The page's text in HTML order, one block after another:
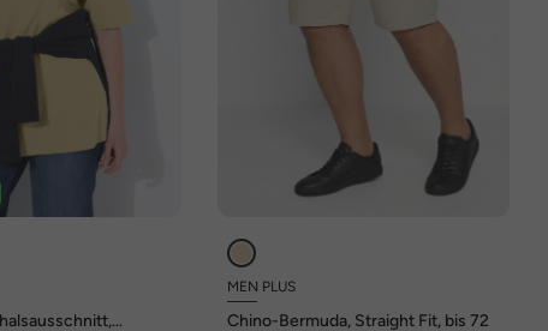
MEN PLUS
Chino-Bermuda, Straight Fit, bis 72